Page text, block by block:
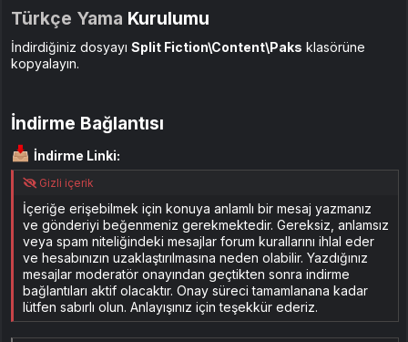
Türkçe Yama Kurulumu
İndirdiğiniz dosyayı Split Fiction\Content\Paks klasörüne
kopyalayın.
İndirme Bağlantısı
İndirme Linki:
Gizli içerik
İçeriğe erişebilmek için konuya anlamlı bir mesaj yazmanız
ve gönderiyi beğenmeniz gerekmektedir. Gereksiz, anlamsız
veya spam niteliğindeki mesajlar forum kurallarını ihlal eder
ve hesabınızın uzaklaştırılmasına neden olabilir. Yazdığınız
mesajlar moderatör onayından geçtikten sonra indirme
bağlantıları aktif olacaktır. Onay süreci tamamlanana kadar
lütfen sabırlı olun. Anlayışınız için teşekkür ederiz.